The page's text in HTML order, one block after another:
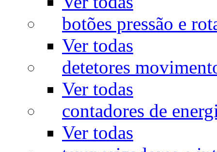
botões pressão e
Ver todas
detetores
Ver todas
contadores de
Ver todas